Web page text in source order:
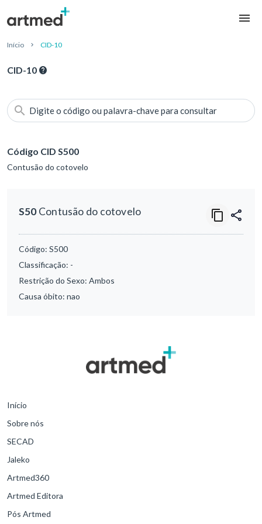
Início CID-10
CID-10
Digite o código ou palavra-chave para consultar
Código CID S500
Contusão do cotovelo
S50Contusão do cotovelo
Código: S500
Classificação: -
Restrição do Sexo: Ambos
Causa óbito: nao
Início
Sobre nós
SECAD
Jaleko
Artmed360
Artmed Editora
Pós Artmed